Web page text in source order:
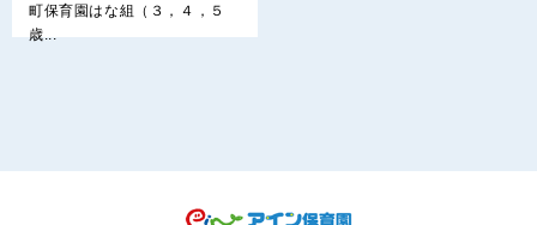
町保育園はな組（３，４，５
歳...